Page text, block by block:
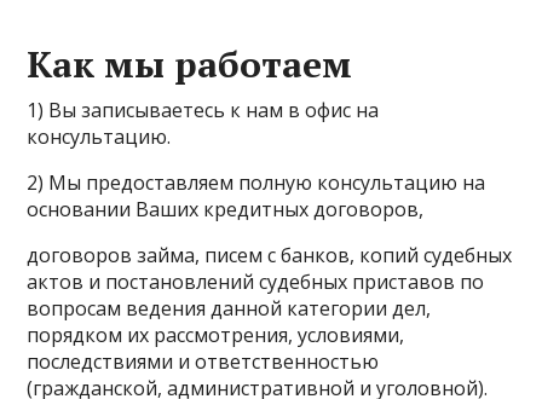
Как мы работаем
1) Вы записываетесь к нам в офис на
консультацию.
2) Мы предоставляем полную консультацию на
основании Ваших кредитных договоров,
договоров займа, писем с банков, копий судебных
актов и постановлений судебных приставов по
вопросам ведения данной категории дел,
порядком их рассмотрения, условиями,
последствиями и ответственностью
(гражданской, административной и уголовной).